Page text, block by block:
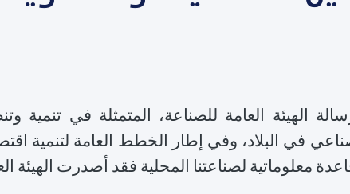
الهيئة العامة للصناعة، المتمثلة في تنمية
في البلاد، وفي إطار الخطط العامة لتنمية
معلوماتية لصناعتنا المحلية فقد أصدرت الهيئة